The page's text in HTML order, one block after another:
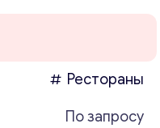
Рестораны
По запросу